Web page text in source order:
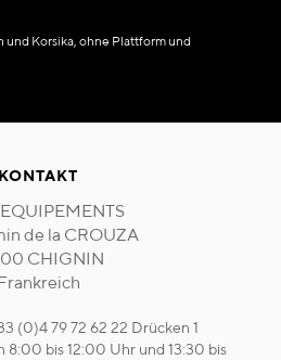
Korsika, ohne Plattform und
KONTAKT
de la CROUZA
CHIGNIN
(0)4 79 72 62 22 Drücken 1
8:00 bis 12:00 Uhr und 13:30 bis